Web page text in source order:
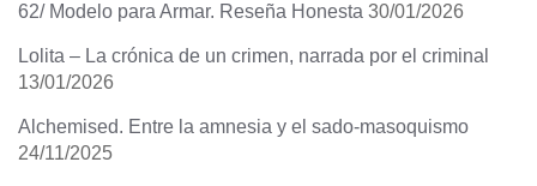
62/ Modelo para Armar. Reseña Honesta 30/01/2026
Lolita – La crónica de un crimen, narrada por el criminal
13/01/2026
Alchemised. Entre la amnesia y el sado-masoquismo
24/11/2025